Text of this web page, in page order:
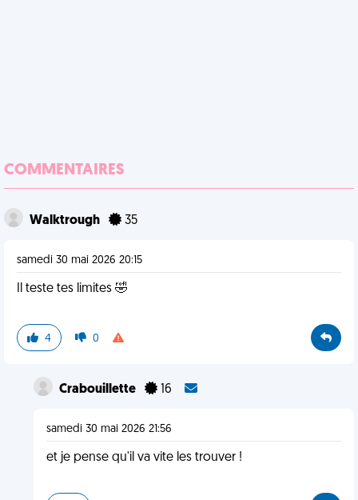
COMMENTAIRES
Walktrough 35
samedi 30 mai 2026 20:15
Il teste tes limites 🤣
4 0
Crabouillette 16
samedi 30 mai 2026 21:56
et je pense qu'il va vite les trouver !